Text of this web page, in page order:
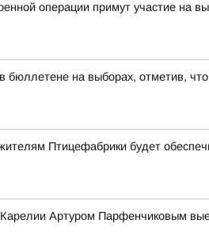
операции примут участие
бюллетене на выборах, отметив,
Птицефабрики будет
Артуром Парфенчиковым